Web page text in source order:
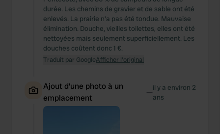
durée. Les chemins de gravier et de sable ont été
enlevés. La prairie n'a pas été tondue. Mauvaise
élimination. Douche, vieilles toilettes, elles ont été
nettoyées mais seulement superficiellement. Les
douches coûtent donc 1 €.
Traduit par GoogleAfficher l'original
Ajout d'une photo à un
emplacement
—il y a environ 2
ans